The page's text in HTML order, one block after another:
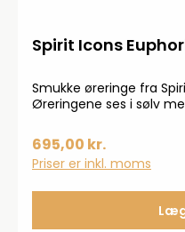
Spirit Icons
Smukke øreringe fra
Øreringene ses i sølv
695,00 kr.
Priser er inkl. moms